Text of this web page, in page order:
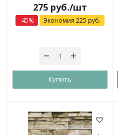
275 руб./шт
-45% Экономия 225 руб.
Купить